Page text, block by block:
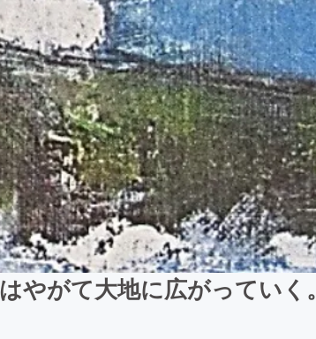
やがて大地に広がっていく。